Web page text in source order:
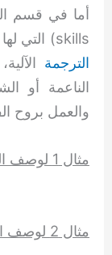
skills) التي لها علاقة بتخصصك، مثل: استخدام
الترجمة
والعمل بروح
مثال 1 لوصف الخبرة الوظيفية
مثال 2 لوصف الخبرة الوظيفية